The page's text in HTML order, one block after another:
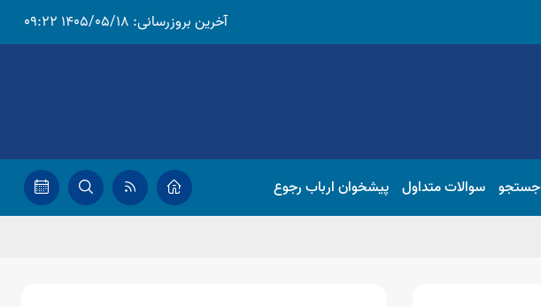
آخرین بروزرسانی: 1405/05/18 09:22
جستجو سوالات متداول پیشخوان ارباب رجوع